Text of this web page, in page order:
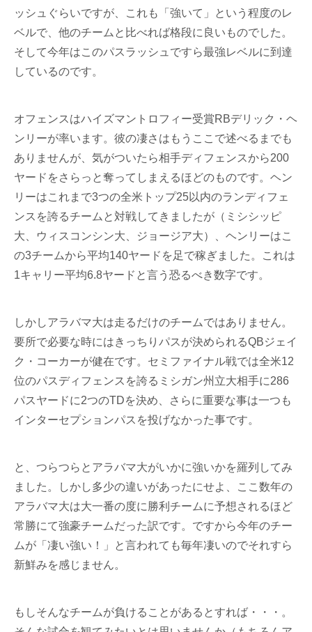
ッシュぐらいですが、これも「強いて」という程度のレ
ベルで、他のチームと比べれば格段に良いものでした。
そして今年はこのパスラッシュですら最強レベルに到達
しているのです。
オフェンスはハイズマントロフィー受賞RBデリック・ヘ
ンリーが率います。彼の凄さはもうここで述べるまでも
ありませんが、気がついたら相手ディフェンスから200
ヤードをさらっと奪ってしまえるほどのものです。ヘン
リーはこれまで3つの全米トップ25以内のランディフェ
ンスを誇るチームと対戦してきましたが（ミシシッピ
大、ウィスコンシン大、ジョージア大）、ヘンリーはこ
の3チームから平均140ヤードを足で稼ぎました。これは
1キャリー平均6.8ヤードと言う恐るべき数字です。
しかしアラバマ大は走るだけのチームではありません。
要所で必要な時にはきっちりパスが決められるQBジェイ
ク・コーカーが健在です。セミファイナル戦では全米12
位のパスディフェンスを誇るミシガン州立大相手に286
パスヤードに2つのTDを決め、さらに重要な事は一つも
インターセプションパスを投げなかった事です。
と、つらつらとアラバマ大がいかに強いかを羅列してみ
ました。しかし多少の違いがあったにせよ、ここ数年の
アラバマ大は大一番の度に勝利チームに予想されるほど
常勝にて強豪チームだった訳です。ですから今年のチー
ムが「凄い強い！」と言われても毎年凄いのでそれすら
新鮮みを感じません。
もしそんなチームが負けることがあるとすれば・・・。